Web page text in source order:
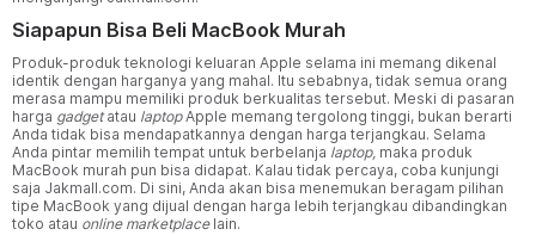
Siapapun Bisa Beli MacBook Murah
Produk-produk teknologi keluaran Apple selama ini memang dikenal
identik dengan harganya yang mahal. Itu sebabnya, tidak semua orang
merasa mampu memiliki produk berkualitas tersebut. Meski di pasaran
harga gadgetatau laptopApple memang tergolong tinggi, bukan berarti
Anda tidak bisa mendapatkannya dengan harga terjangkau. Selama
Anda pintar memilih tempat untuk berbelanja laptop, maka produk
MacBook murah pun bisa didapat. Kalau tidak percaya, coba kunjungi
saja Jakmall.com. Di sini, Anda akan bisa menemukan beragam pilihan
tipe MacBook yang dijual dengan harga lebih terjangkau dibandingkan
toko atau online marketplace lain.